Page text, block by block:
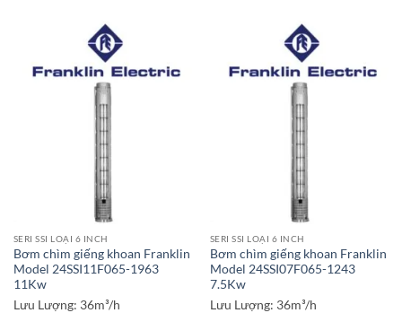
SERI SSI LOẠI 6 INCH
Bơm chìm giếng khoan Franklin
Model 24SSI11F065-1963
11Kw
Lưu Lượng: 36m³/h
SERI SSI LOẠI 6 INCH
Bơm chìm giếng khoan Franklin
Model 24SSI07F065-1243
7.5Kw
Lưu Lượng: 36m³/h